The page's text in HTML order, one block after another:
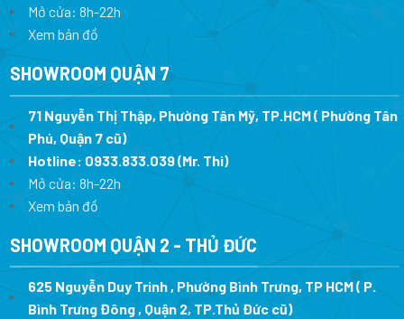
Mở cửa: 8h-22h
Xem bản đồ
SHOWROOM QUẬN 7
71 Nguyễn Thị Thập, Phường Tân Mỹ, TP.HCM ( Phường Tân
Phú, Quận 7 cũ)
Hotline: 0933.833.039(Mr. Thi)
Mở cửa: 8h-22h
Xem bản đồ
SHOWROOM QUẬN 2 - THỦ ĐỨC
625 Nguyễn Duy Trinh , Phường Bình Trưng, TP HCM ( P.
Bình Trưng Đông , Quận 2, TP.Thủ Đức cũ)